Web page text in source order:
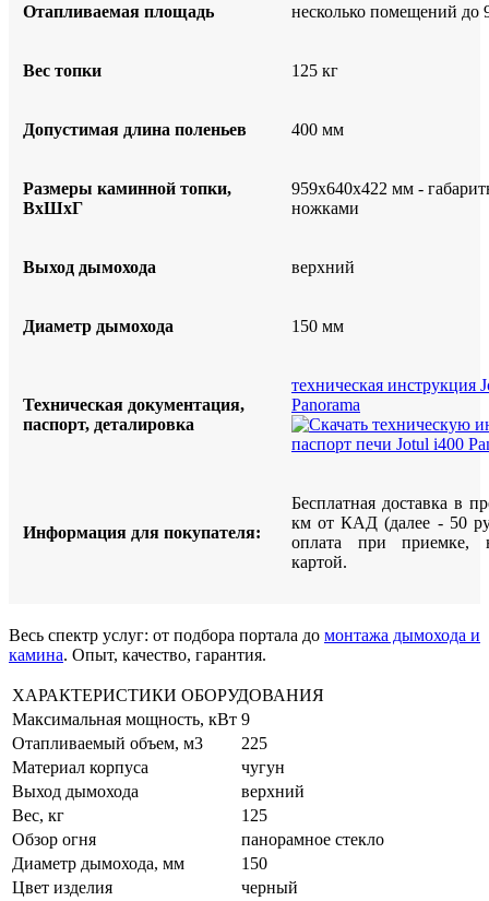
Отапливаемая площадь несколько помещений до
Вес топки 125 кг
Допустимая длина поленьев 400 мм
Размеры каминной топки,
ВхШхГ
959х640х422 мм -
ножками
Выход дымохода верхний
Диаметр дымохода 150 мм
Техническая документация,
паспорт, деталировка
техническая инструкция
Panorama
Информация для покупателя:
Бесплатная доставка в
км от КАД (далее - 50
оплата при приемке,
картой.
Весь спектр услуг: от подбора портала до монтажа дымохода и
камина. Опыт, качество, гарантия.
ХАРАКТЕРИСТИКИ ОБОРУДОВАНИЯ
Максимальная мощность, кВт 9
Отапливаемый объем, м3
225
Материал корпуса
чугун
Выход дымохода
верхний
Вес, кг
125
Обзор огня
панорамное стекло
Диаметр дымохода, мм
150
Цвет изделия
черный